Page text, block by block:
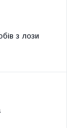
з лози